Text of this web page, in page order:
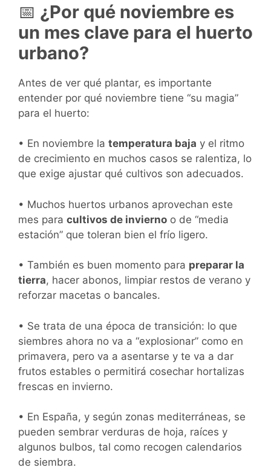
📅 ¿Por qué noviembre es
un mes clave para el huerto
urbano?
Antes de ver qué plantar, es importante
entender por qué noviembre tiene “su magia”
para el huerto:
• En noviembre la temperatura baja y el ritmo
de crecimiento en muchos casos se ralentiza, lo
que exige ajustar qué cultivos son adecuados.
• Muchos huertos urbanos aprovechan este
mes para cultivos de invierno o de “media
estación” que toleran bien el frío ligero.
• También es buen momento para preparar la
tierra, hacer abonos, limpiar restos de verano y
reforzar macetas o bancales.
• Se trata de una época de transición: lo que
siembres ahora no va a “explosionar” como en
primavera, pero va a asentarse y te va a dar
frutos estables o permitirá cosechar hortalizas
frescas en invierno.
• En España, y según zonas mediterráneas, se
pueden sembrar verduras de hoja, raíces y
algunos bulbos, tal como recogen calendarios
de siembra.